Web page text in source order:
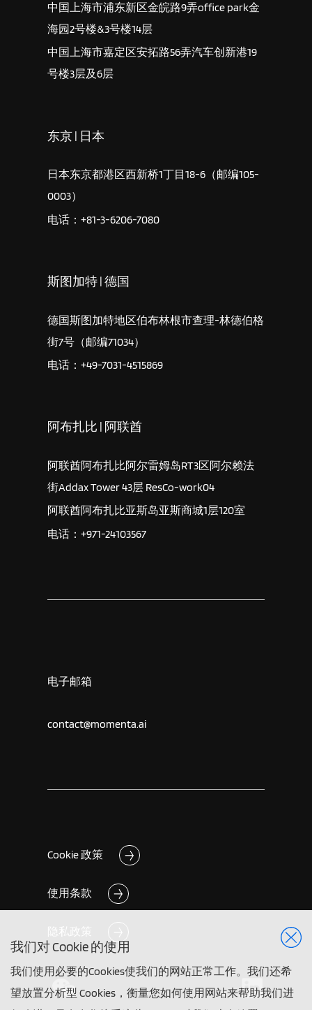
我们对 Cookie 的使用
我们使用必要的Cookies使我们的网站正常工作。我们还希
望放置分析型 Cookies，衡量您如何使用网站来帮助我们进
中国上海市浦东新区金皖路9弄office park金
海园2号楼&3号楼14层
中国上海市嘉定区安拓路56弄汽车创新港19
号楼3层及6层
东京 | 日本
日本东京都港区西新桥1丁目18-6（邮编105-
0003）
电话：+81-3-6206-7080
斯图加特 | 德国
德国斯图加特地区伯布林根市查理-林德伯格
街7号（邮编71034）
电话：+49-7031-4515869
阿布扎比 | 阿联酋
阿联酋阿布扎比阿尔雷姆岛RT3区阿尔赖法
街Addax Tower 43层 ResCo-work04
阿联酋阿布扎比亚斯岛亚斯商城1层120室
电话：+971-24103567
电子邮箱
contact@momenta.ai
Cookie 政策
使用条款
隐私政策